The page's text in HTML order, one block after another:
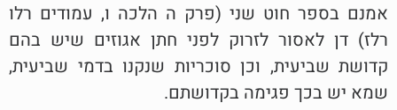
אמנם בספר חוט שני (פרק ה הלכה ו, עמודים רלו
רלז) דן לאסור לזרוק לפני חתן אגוזים שיש בהם
קדושת שביעית, וכן סוכריות שנקנו בדמי שביעית,
שמא יש בכך פגימה בקדושתם.